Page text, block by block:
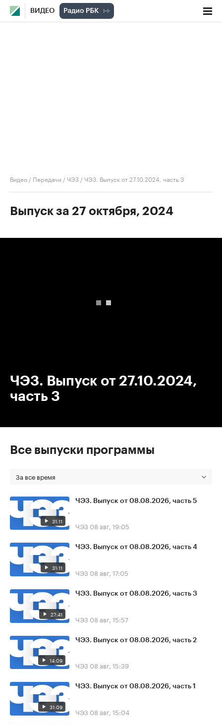
ВИДЕО
Видео / Передачи /ЧЭЗ /ЧЭЗ. Выпуск от 27.10.2024, часть 3
Выпуск за 27 октября, 2024
ЧЭЗ. Выпуск от 27.10.2024,
часть 3
Все выпуски программы
За все время
31:11
ЧЭЗ. Выпуск от 08.08.2026, часть 5
ЧЭЗ 08 авг, 19:05
31:11
ЧЭЗ. Выпуск от 08.08.2026, часть 4
ЧЭЗ 08 авг, 17:05
27:41
ЧЭЗ. Выпуск от 08.08.2026, часть 3
ЧЭЗ 08 авг, 15:57
14:09
ЧЭЗ. Выпуск от 08.08.2026, часть 2
ЧЭЗ 08 авг, 15:39
31:09
ЧЭЗ. Выпуск от 08.08.2026, часть 1
ЧЭЗ 08 авг, 15:04